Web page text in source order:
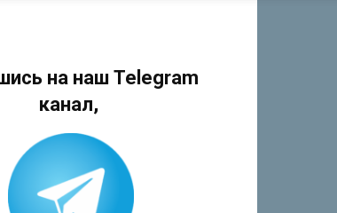
на наш Telegram
канал,